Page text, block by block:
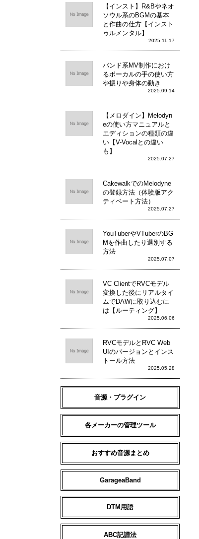
【インスト】R&Bやネオ
ソウル系のBGMの基本
と作曲の仕方【インスト
ゥルメンタル】
2025.11.17
バンド系MV制作におけ
るボーカルの手の使い方
や振りや身体の動き
2025.09.14
【メロダイン】Melodyn
eの使い方マニュアルと
エディションの種類の違
い【V-Vocalとの違い
も】
2025.07.27
CakewalkでのMelodyne
の登録方法（体験版アク
ティベート方法）
2025.07.27
YouTuberやVTuberのBG
Mを作曲したり選別する
方法
2025.07.07
VC ClientでRVCモデル
変換した後にリアルタイ
ムでDAWに取り込むに
は【ルーティング】
2025.06.06
RVCモデルとRVC Web
UIのバージョンとインス
トール方法
2025.05.28
音源・プラグイン
各メーカーの管理ツール
おすすめ音源まとめ
GarageaBand
DTM用語
ABC記譜法